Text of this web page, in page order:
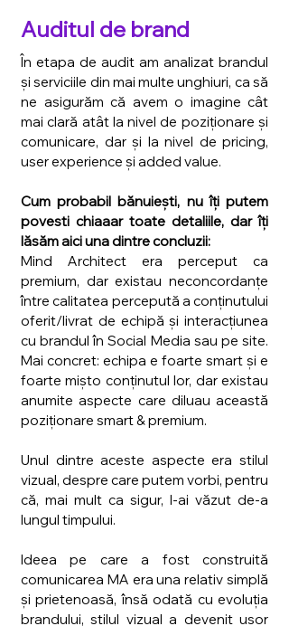
Auditul de brand
În etapa de audit am analizat brandul
și serviciile din mai multe unghiuri, ca să
ne asigurăm că avem o imagine cât
mai clară atât la nivel de poziționare și
comunicare, dar și la nivel de pricing,
user experience și added value.
Cum probabil bănuiești, nu îți putem
povesti chiaaar toate detaliile, dar îți
lăsăm aici una dintre concluzii:
Mind Architect era perceput ca
premium, dar existau neconcordanțe
între calitatea percepută a conținutului
oferit/livrat de echipă și interacțiunea
cu brandul în Social Media sau pe site.
Mai concret: echipa e foarte smart și e
foarte mișto conținutul lor, dar existau
anumite aspecte care diluau această
poziționare smart & premium.
Unul dintre aceste aspecte era stilul
vizual, despre care putem vorbi, pentru
că, mai mult ca sigur, l-ai văzut de-a
lungul timpului.
Ideea pe care a fost construită
comunicarea MA era una relativ simplă
și prietenoasă, însă odată cu evoluția
brandului, stilul vizual a devenit ușor